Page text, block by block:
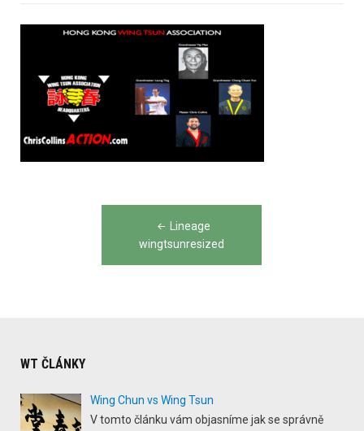
navigation
Lineage
wingtsunresized
WT ČLÁNKY
Wing Chun vs Wing Tsun
V tomto článku vám objasníme jak se správně